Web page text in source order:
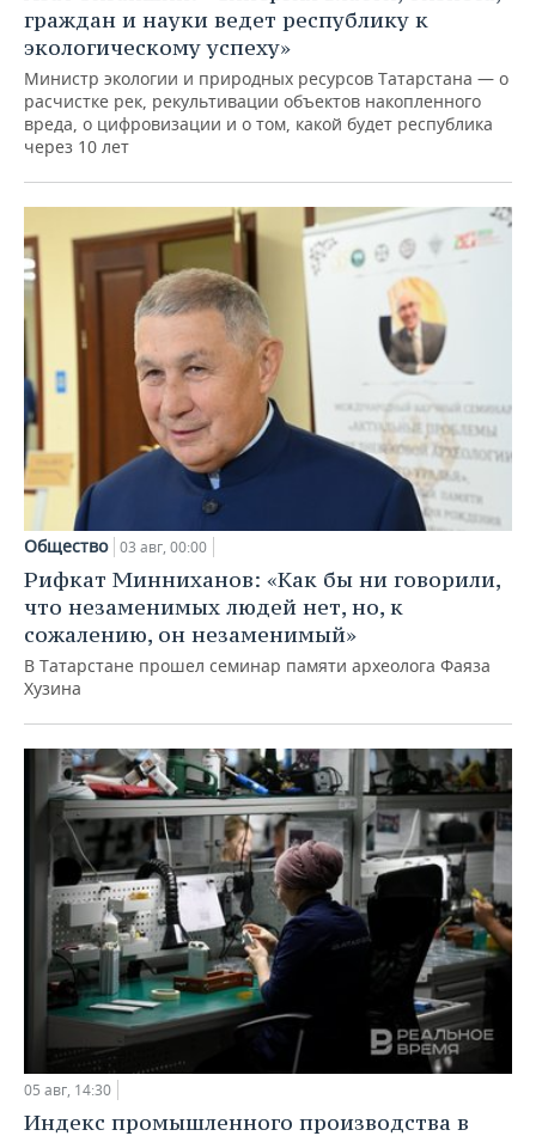
граждан и науки ведет республику к
экологическому успеху»
Министр экологии и природных ресурсов Татарстана — о
расчистке рек, рекультивации объектов накопленного
вреда, о цифровизации и о том, какой будет республика
через 10 лет
Общество 03 авг, 00:00
Рифкат Минниханов: «Как бы ни говорили,
что незаменимых людей нет, но, к
сожалению, он незаменимый»
В Татарстане прошел семинар памяти археолога Фаяза
Хузина
05 авг, 14:30
Индекс промышленного производства в